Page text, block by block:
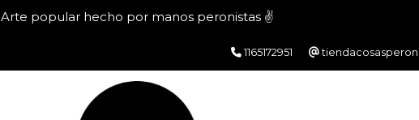
Arte popular hecho por manos peronistas ✌️
1165172951